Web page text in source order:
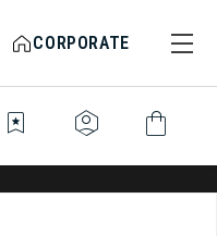
CORPORATE
bookmark_star identity_platform shopping_bag